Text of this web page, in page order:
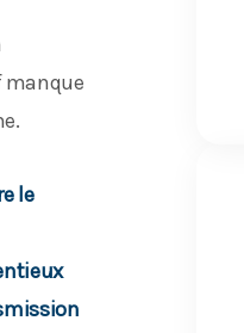
manque
le